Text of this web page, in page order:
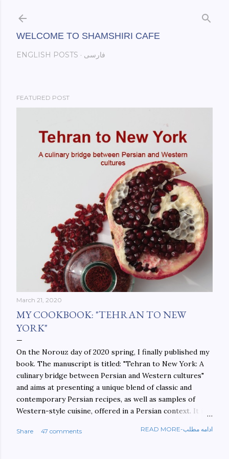
WELCOME TO SHAMSHIRI CAFE
ENGLISH POSTS فارسی
FEATURED POST
March 21, 2020
MY COOKBOOK: "TEHRAN TO NEW
YORK"
On the Norouz day of 2020 spring, I finally published my
book. The manuscript is titled: "Tehran to New York: A
culinary bridge between Persian and Western cultures"
and aims at presenting a unique blend of classic and
contemporary Persian recipes, as well as samples of
Western-style cuisine, offered in a Persian context. It is
walls. This book aims at constructing a bridge between
Share 47 comments READ MORE-ادامه مطلب